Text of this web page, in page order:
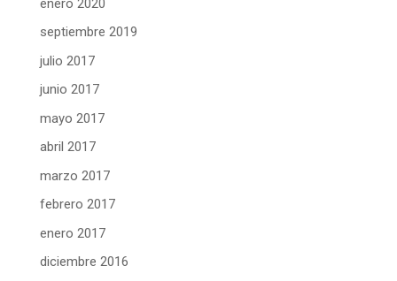
enero 2020
septiembre 2019
julio 2017
junio 2017
mayo 2017
abril 2017
marzo 2017
febrero 2017
enero 2017
diciembre 2016